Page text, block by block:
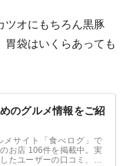
ツオにもちろん黒豚
胃袋はいくらあっても
のグルメ情報をご紹
メサイト「食べログ」で
お店 106件を掲載中。実
たユーザーの口コミ、写